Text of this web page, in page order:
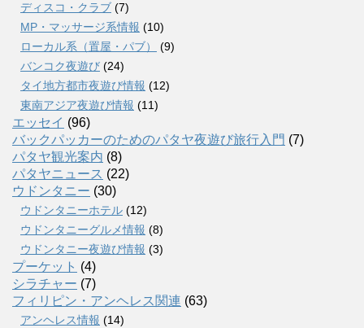
ディスコ・クラブ (7)
MP・マッサージ系情報 (10)
ローカル系（置屋・パブ）
(9)
バンコク夜遊び (24)
タイ地方都市夜遊び情報 (12)
東南アジア夜遊び情報 (11)
エッセイ (96)
バックパッカーのためのパタヤ夜遊び旅行入門 (7)
パタヤ観光案内 (8)
パタヤニュース (22)
ウドンタニー (30)
ウドンタニーホテル (12)
ウドンタニーグルメ情報 (8)
ウドンタニー夜遊び情報 (3)
プーケット (4)
シラチャー (7)
フィリピン・アンヘレス関連 (63)
アンヘレス情報 (14)